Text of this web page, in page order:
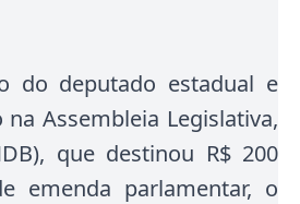
do deputado estadual e
Assembleia Legislativa,
que destinou R$ 200
emenda parlamentar, o